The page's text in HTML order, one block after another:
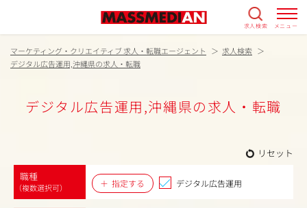
求人検索 メニュー
マーケティング・クリエイティブ 求人・転職エージェント
求人検索
デジタル広告運用,沖縄県の求人・転職
デジタル広告運用,沖縄県の求人・転職
リセット
職種
（複数選択可） 指定する デジタル広告運用